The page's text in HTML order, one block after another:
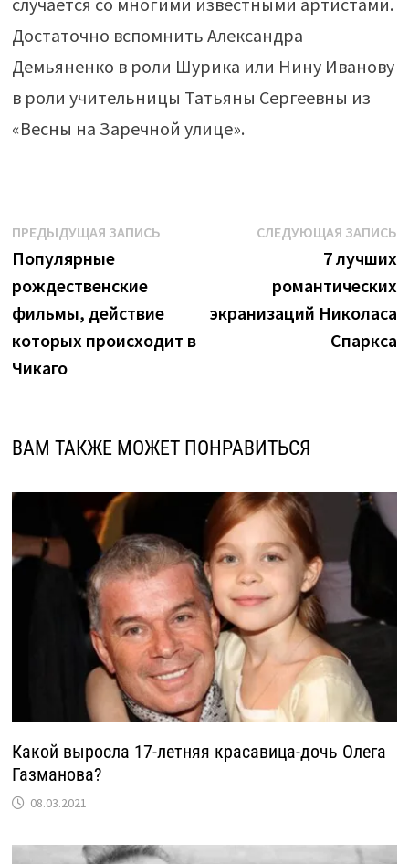
Достаточно вспомнить Александра
Демьяненко в роли Шурика или Нину Иванову
в роли учительницы Татьяны Сергеевны из
«Весны на Заречной улице».
Навигация
по
записям
ПРЕДЫДУЩАЯ ЗАПИСЬПредыдущая
Популярные
рождественские
фильмы, действие
которых происходит в
Чикаго
СЛЕДУЮЩАЯ ЗАПИСЬ
7 лучших
романтических
экранизаций Николаса
Спаркса
ВАМ ТАКЖЕ МОЖЕТ ПОНРАВИТЬСЯ
Какой выросла 17-летняя красавица-дочь Олега
Газманова?
08.03.2021